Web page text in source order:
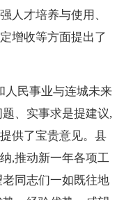
人才培养与使用、
增收等方面提出了
人民事业与连城未来
、实事求是提建议,
供了宝贵意见。县
,推动新一年各项工
同志们一如既往地